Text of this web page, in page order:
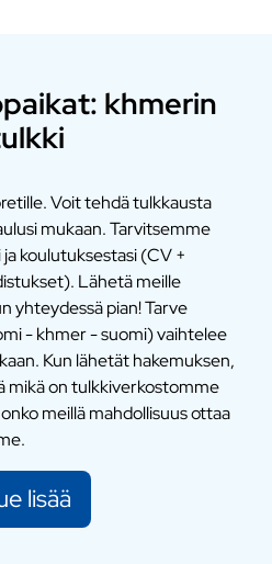
khmerin
Voit tehdä tulkkausta
mukaan. Tarvitsemme
koulutuksestasi (CV +
Lähetä meille
yhteydessä pian! Tarve
- khmer - suomi) vaihtelee
Kun lähetät hakemuksen,
mikä on tulkkiverkostomme
meillä mahdollisuus ottaa
lisää